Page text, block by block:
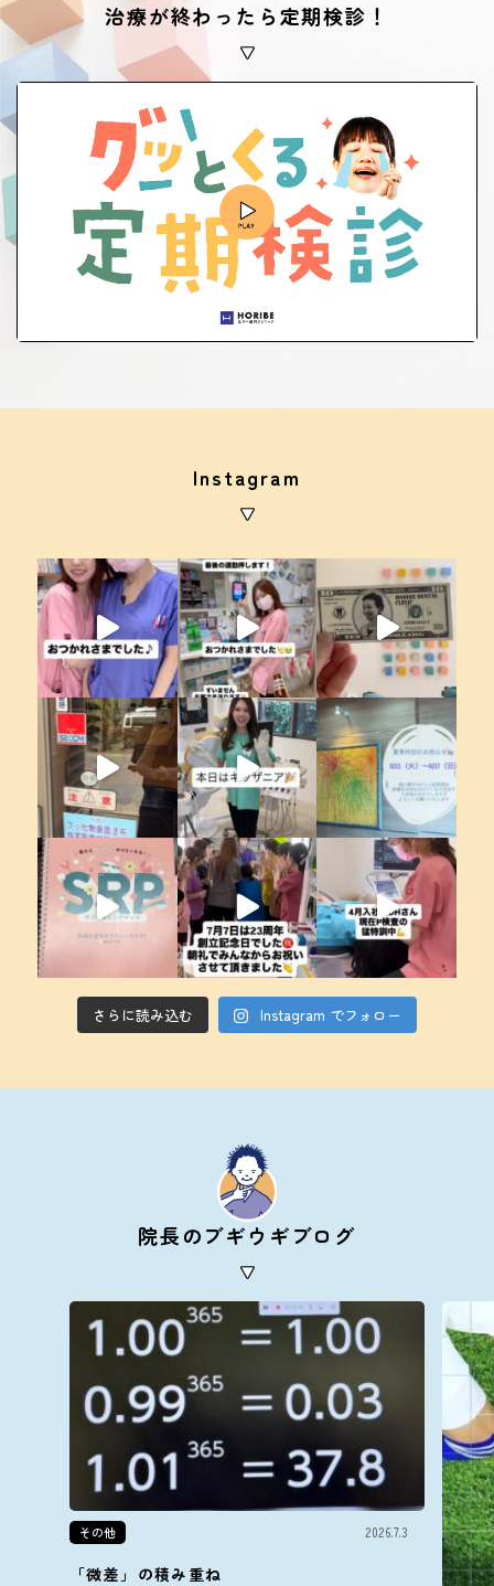
治療が終わったら定期検診！
Instagram
さらに読み込む Instagram でフォロー
院長のブギウギブログ
その他 2026.7.3
「微差」の積み重ね